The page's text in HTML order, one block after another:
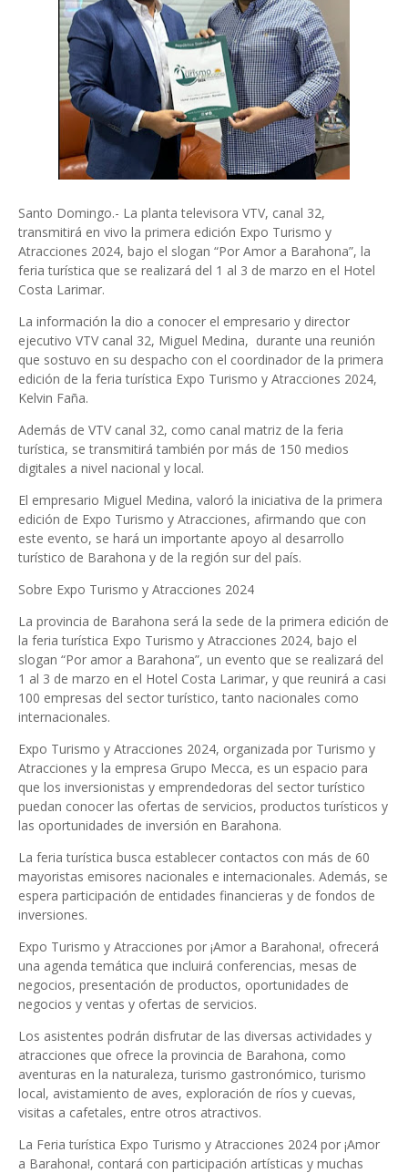
Santo Domingo.- La planta televisora VTV, canal 32,
transmitirá en vivo la primera edición Expo Turismo y
Atracciones 2024, bajo el slogan “Por Amor a Barahona”, la
feria turística que se realizará del 1 al 3 de marzo en el Hotel
Costa Larimar.
La información la dio a conocer el empresario y director
ejecutivo VTV canal 32, Miguel Medina, durante una reunión
que sostuvo en su despacho con el coordinador de la primera
edición de la feria turística Expo Turismo y Atracciones 2024,
Kelvin Faña.
Además de VTV canal 32, como canal matriz de la feria
turística, se transmitirá también por más de 150 medios
digitales a nivel nacional y local.
El empresario Miguel Medina, valoró la iniciativa de la primera
edición de Expo Turismo y Atracciones, afirmando que con
este evento, se hará un importante apoyo al desarrollo
turístico de Barahona y de la región sur del país.
Sobre Expo Turismo y Atracciones 2024
La provincia de Barahona será la sede de la primera edición de
la feria turística Expo Turismo y Atracciones 2024, bajo el
slogan “Por amor a Barahona”, un evento que se realizará del
1 al 3 de marzo en el Hotel Costa Larimar, y que reunirá a casi
100 empresas del sector turístico, tanto nacionales como
internacionales.
Expo Turismo y Atracciones 2024, organizada por Turismo y
Atracciones y la empresa Grupo Mecca, es un espacio para
que los inversionistas y emprendedoras del sector turístico
puedan conocer las ofertas de servicios, productos turísticos y
las oportunidades de inversión en Barahona.
La feria turística busca establecer contactos con más de 60
mayoristas emisores nacionales e internacionales. Además, se
espera participación de entidades financieras y de fondos de
inversiones.
Expo Turismo y Atracciones por ¡Amor a Barahona!, ofrecerá
una agenda temática que incluirá conferencias, mesas de
negocios, presentación de productos, oportunidades de
negocios y ventas y ofertas de servicios.
Los asistentes podrán disfrutar de las diversas actividades y
atracciones que ofrece la provincia de Barahona, como
aventuras en la naturaleza, turismo gastronómico, turismo
local, avistamiento de aves, exploración de ríos y cuevas,
visitas a cafetales, entre otros atractivos.
La Feria turística Expo Turismo y Atracciones 2024 por ¡Amor
a Barahona!, contará con participación artísticas y muchas